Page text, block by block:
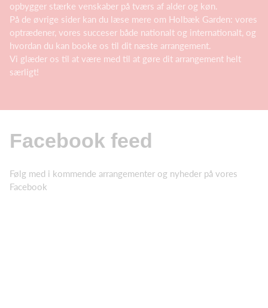
opbygger stærke venskaber på tværs af alder og køn.
På de øvrige sider kan du læse mere om Holbæk Garden: vores
optrædener, vores succeser både nationalt og internationalt, og
hvordan du kan booke os til dit næste arrangement.
Vi glæder os til at være med til at gøre dit arrangement helt
særligt!
Facebook feed
Følg med i kommende arrangementer og nyheder på vores
Facebook